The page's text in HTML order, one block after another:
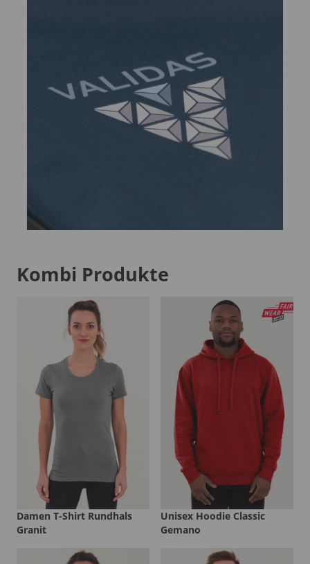
Kombi Produkte
Damen T-Shirt Rundhals
Granit
Unisex Hoodie Classic
Gemano